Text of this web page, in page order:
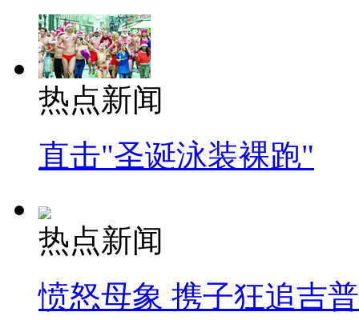
热点新闻
直击"圣诞泳装裸跑"
热点新闻
愤怒母象 携子狂追吉